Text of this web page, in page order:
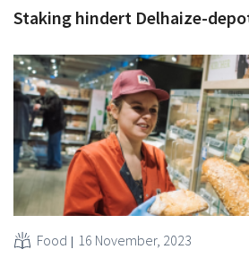
Staking hindert Delhaize-
Food 16 November, 2023